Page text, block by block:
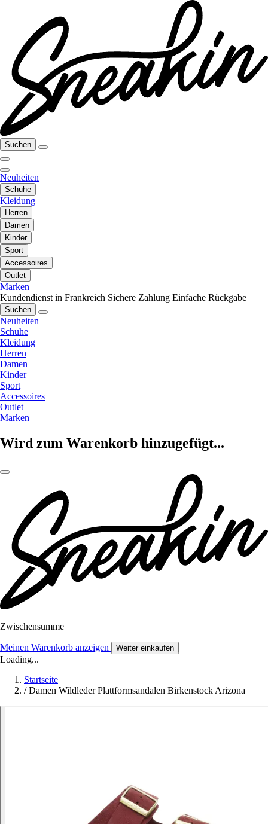
Suchen
Neuheiten
Schuhe
Kleidung
Herren
Damen
Kinder
Sport
Accessoires
Outlet
Marken
Kundendienst in Frankreich Sichere Zahlung Einfache Rückgabe
Suchen
Neuheiten
Schuhe
Kleidung
Herren
Damen
Kinder
Sport
Accessoires
Outlet
Marken
Wird zum Warenkorb hinzugefügt...
Zwischensumme
Meinen Warenkorb anzeigen Weiter einkaufen
Loading...
Startseite
/ Damen Wildleder Plattformsandalen Birkenstock Arizona